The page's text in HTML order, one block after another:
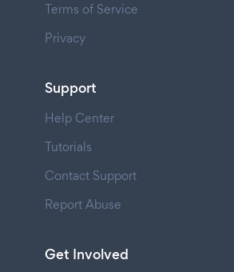
Terms of Service
Privacy
Support
Help Center
Tutorials
Contact Support
Report Abuse
Get Involved